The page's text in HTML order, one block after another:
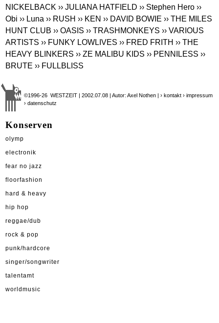
NICKELBACK ›› JULIANA HATFIELD ›› Stephen Hero ››
Obi ›› Luna ›› RUSH ›› KEN ›› DAVID BOWIE ›› THE MILES
HUNT CLUB ›› OASIS ›› TRASHMONKEYS ›› VARIOUS
ARTISTS ›› FUNKY LOWLIVES ›› FRED FRITH ›› THE
HEAVY BLINKERS ›› ZE MALIBU KIDS ›› PENNILESS ››
BRUTE ›› FULLBLISS
©1996-26 WESTZEIT | 2002.07.08 | Autor: Axel Nothen |› kontakt › impressum
› datenschutz
Konserven
olymp
electronik
fear no jazz
floorfashion
hard & heavy
hip hop
reggae/dub
rock & pop
punk/hardcore
singer/songwriter
talentamt
worldmusic